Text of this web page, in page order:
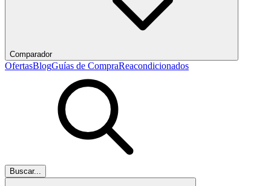
Comparador
OfertasBlogGuías de CompraReacondicionados
Buscar...